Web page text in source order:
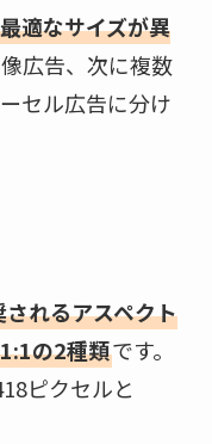
適なサイズが異
広告、次に複数
セル広告に分け
れるアスペクト
の2種類です。
ピクセルと